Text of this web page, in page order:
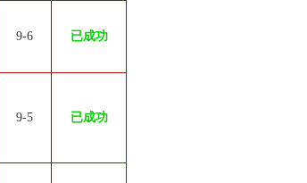
9-6 已成功
9-5 已成功